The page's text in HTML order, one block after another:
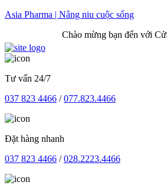
Skip
Asia Pharma | Nâng niu cuộc sống
Chào mừng bạn đến với
Tư vấn 24/7
037 823 4466 /077.823.4466
Đặt hàng nhanh
037 823 4466 /028.2223.4466